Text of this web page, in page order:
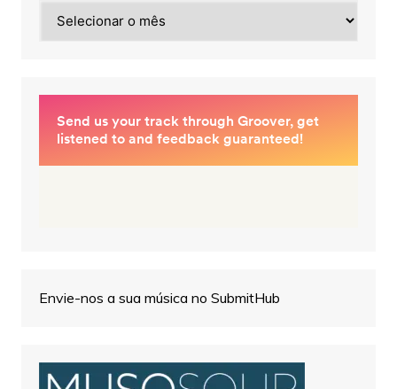
Envie-nos a sua música no SubmitHub